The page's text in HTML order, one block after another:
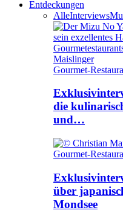
Entdeckungen
AlleInterviews
Gourmet-
die
und…
Gourmet-
über
Mondsee